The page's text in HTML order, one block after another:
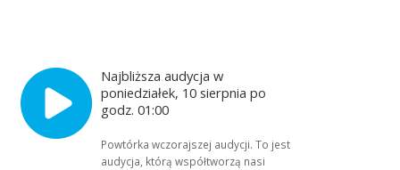
Najbliższa audycja w
poniedziałek, 10 sierpnia po
godz. 01:00
Powtórka wczorajszej audycji. To jest
audycja, którą współtworzą nasi